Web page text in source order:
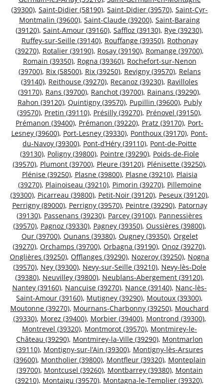
(39300), Saint-Didier (58190), Saint-Didier (39570), Saint-Cyr-
Montmalin (39600), Saint-Claude (39200), Saint-Baraing
(39120), Saint-Amour (39160), Saffloz (39130), Rye (39230),
Ruffey-sur-Seille (39140), Rouffange (39350), Rothonay
(39270), Rotalier (39190), Rosay (39190), Romange (39700),
Romain (39350), Rogna (39360), Rochefort-sur-Nenon
(39700), Rix (58500), Rix (39250), Revigny (39570), Relans
(39140), Reithouse (39270), Recanoz (39230), Ravilloles
(39170), Rans (39700), Ranchot (39700), Rainans (39290),
Rahon (39120), Quintigny (39570), Pupillin (39600), Publy
(39570), Pretin (39110), Présilly (39270), Prénovel (39150),
Prémanon (39400), Prémanon (39220), Pratz (39170), Port-
Lesney (39600), Port-Lesney (39330), Ponthoux (39170), Pont-
du-Navoy (39300), Pont-d’Héry (39110), Pont-de-Poitte
(39130), Poligny (39800), Pointre (39290), Poids-de-Fiole
(39570), Plumont (39700), Pleure (39120), Plénisette (39250),
Plénise (39250), Plasne (39800), Plasne (39210), Plaisia
(39270), Plainoiseau (39210), Pimorin (39270), Pillemoine
(39300), Picarreau (39800), Petit-Noir (39120), Peseux (39120),
Perrigny (89000), Perrigny (39570), Peintre (39290), Patornay
(39130), Passenans (39230), Parcey (39100), Pannessières
(39570), Pagnoz (39330), Pagney (39350), Oussières (39800),
Our (39700), Ounans (39380), Ougney (39350), Orgelet
(39270), Orchamps (39700), Orbagna (39190), Onoz (39270),
Onglières (39250), Offlanges (39290), Nozeroy (39250), Nogna
(39570), Ney (39300), Nevy-sur-Seille (39210), Nevy-lès-Dole
(39380), Neuvilley (39800), Neublans-Abergement (39120),
Nantey (39160), Nancuise (39270), Nance (39140), Nanc-lès-
Saint-Amour (39160), Mutigney (39290), Moutoux (39300),
Moutonne (39270), Mournans-Charbonny (39250), Mouchard
(39330), Morez (39400), Morbier (39400), Montrond (39300),
Montrevel (39320), Montmorot (39570), Montmirey-le-
Château (39290), Montmirey-la-Ville (39290), Montmarlon
(39110), Montigny-sur-l’Ain (39300), Montigny-lès-Arsures
(39600), Montholier (39800), Montfleur (39320), Monteplain
(39700), Montcusel (39260), Montbarrey (39380), Montain
(39210), Montaigu (39570), Montagna-le-Templier (39320),